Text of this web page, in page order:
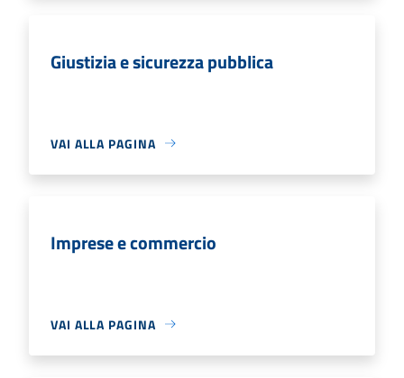
Giustizia e sicurezza pubblica
VAI ALLA PAGINA
Imprese e commercio
VAI ALLA PAGINA